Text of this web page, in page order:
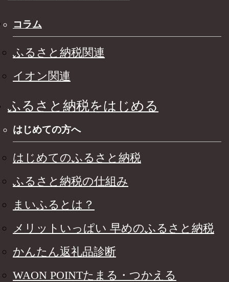
コラム
ふるさと納税関連
イオン関連
ふるさと納税をはじめる
はじめての方へ
はじめてのふるさと納税
ふるさと納税の仕組み
まいふるとは？
メリットいっぱい 早めのふるさと納税
かんたん返礼品診断
WAON POINTたまる・つかえる